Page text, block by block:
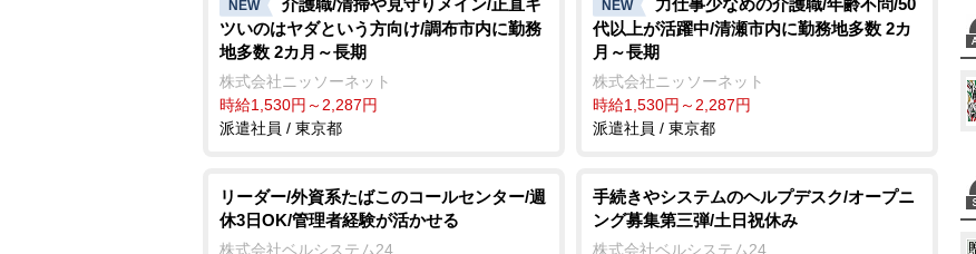
NEW
ツいのはヤダという方向け/調布市内に勤務
地多数 2カ月～長期
株式会社ニッソーネット
時給1,530円～2,287円
派遣社員 / 東京都
NEW
代以上が活躍中/清瀬市内に勤務地多数 2カ
月～長期
株式会社ニッソーネット
時給1,530円～2,287円
派遣社員 / 東京都
リーダー/外資系たばこのコールセンター/週
休3日OK/管理者経験が活かせる
株式会社ベルシステム24
手続きやシステムのヘルプデスク/オープニ
ング募集第三弾/土日祝休み
株式会社ベルシステム24